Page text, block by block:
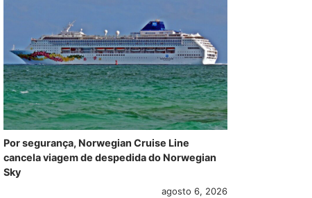
Por segurança, Norwegian Cruise Line
cancela viagem de despedida do Norwegian
Sky
agosto 6, 2026